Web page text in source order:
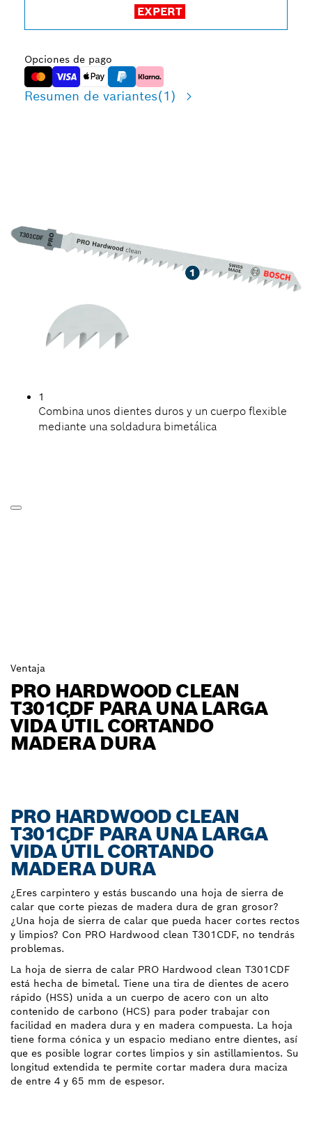
EXPERT
Opciones de pago
Resumen de variantes(1)
1
Combina unos dientes duros y un cuerpo flexible
mediante una soldadura bimetálica
Ventaja
PRO HARDWOOD CLEAN
T301CDF PARA UNA LARGA
VIDA ÚTIL CORTANDO
MADERA DURA
PRO HARDWOOD CLEAN
T301CDF PARA UNA LARGA
VIDA ÚTIL CORTANDO
MADERA DURA
¿Eres carpintero y estás buscando una hoja de sierra de
calar que corte piezas de madera dura de gran grosor?
¿Una hoja de sierra de calar que pueda hacer cortes rectos
y limpios? Con PRO Hardwood clean T301CDF, no tendrás
problemas.
La hoja de sierra de calar PRO Hardwood clean T301CDF
está hecha de bimetal. Tiene una tira de dientes de acero
rápido (HSS) unida a un cuerpo de acero con un alto
contenido de carbono (HCS) para poder trabajar con
facilidad en madera dura y en madera compuesta. La hoja
tiene forma cónica y un espacio mediano entre dientes, así
que es posible lograr cortes limpios y sin astillamientos. Su
longitud extendida te permite cortar madera dura maciza
de entre 4 y 65 mm de espesor.